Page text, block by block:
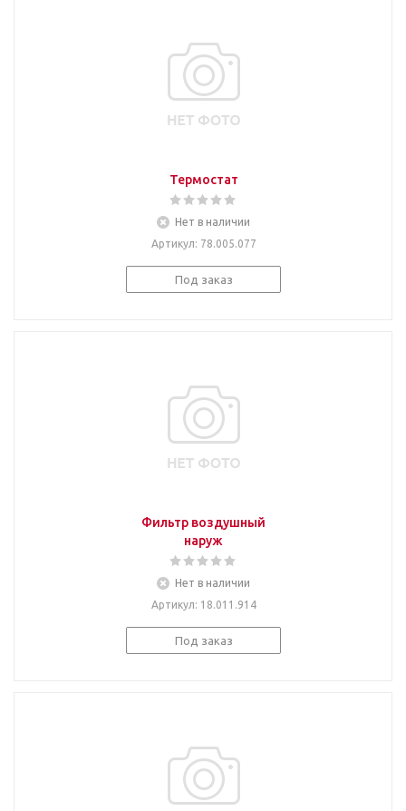
Термостат
Нет в наличии
Артикул: 78.005.077
Под заказ
Фильтр воздушный
наруж
Нет в наличии
Артикул: 18.011.914
Под заказ